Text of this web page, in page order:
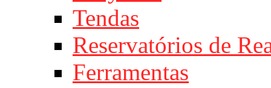
Tendas
Reservatórios de
Ferramentas